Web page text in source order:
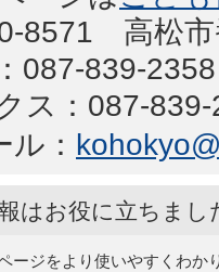
8571 高松市
087-839-2358
ス：087-839-
ル：
はお役に立ちまし
ージをより使いやすくわか